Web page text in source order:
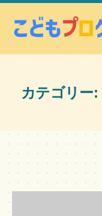
ラ
ミ
ン
グ
広
カテゴリー: